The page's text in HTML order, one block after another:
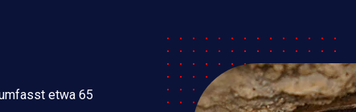
etwa 65